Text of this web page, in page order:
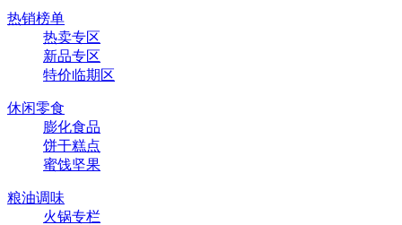
热销榜单
热卖专区
新品专区
特价临期区
休闲零食
膨化食品
饼干糕点
蜜饯坚果
粮油调味
火锅专栏